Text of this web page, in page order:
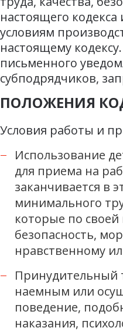
настоящего
условиям
настоящему
письменного
субподрядчиков,
ПОЛОЖЕНИЯ
Условия работы и
Использование
для приема на
заканчивается в
минимального
которые по
безопасность,
нравственному
Принудительный
наемным или
поведение,
наказания,